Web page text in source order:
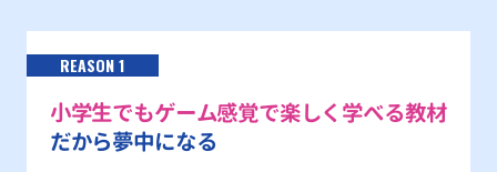
REASON 1
小学生でもゲーム感覚で楽しく学べる教材
だから夢中になる